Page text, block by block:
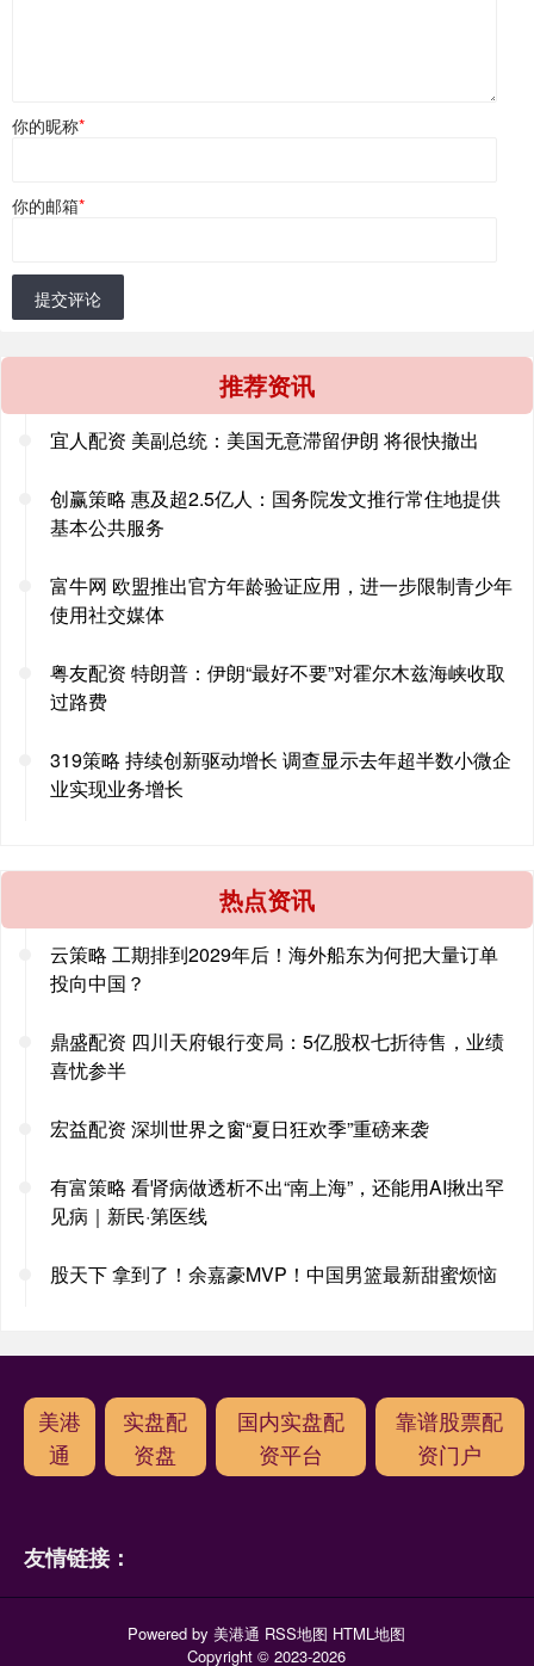
你的昵称*
你的邮箱*
提交评论
推荐资讯
宜人配资 美副总统：美国无意滞留伊朗 将很快撤出
创赢策略 惠及超2.5亿人：国务院发文推行常住地提供
基本公共服务
富牛网 欧盟推出官方年龄验证应用，进一步限制青少年
使用社交媒体
粤友配资 特朗普：伊朗“最好不要”对霍尔木兹海峡收取
过路费
319策略 持续创新驱动增长 调查显示去年超半数小微企
业实现业务增长
热点资讯
云策略 工期排到2029年后！海外船东为何把大量订单
投向中国？
鼎盛配资 四川天府银行变局：5亿股权七折待售，业绩
喜忧参半
宏益配资 深圳世界之窗“夏日狂欢季”重磅来袭
有富策略 看肾病做透析不出“南上海”，还能用AI揪出罕
见病｜新民·第医线
股天下 拿到了！余嘉豪MVP！中国男篮最新甜蜜烦恼
美港
通
实盘配
资盘
国内实盘配
资平台
靠谱股票配
资门户
友情链接：
Powered by美港通 RSS地图 HTML地图
Copyright© 2023-2026